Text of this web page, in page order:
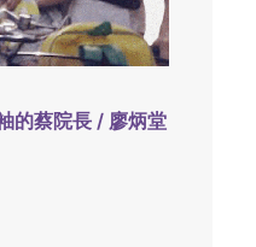
的蔡院長 / 廖炳堂